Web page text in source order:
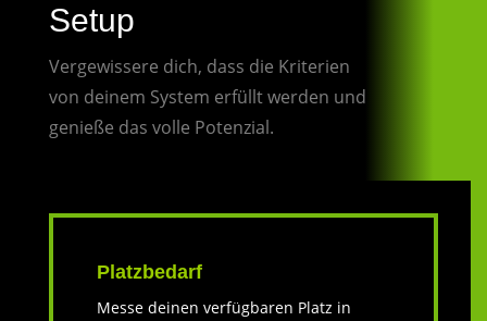
Setup
Vergewissere dich, dass die Kriterien
von deinem System erfüllt werden und
genieße das volle Potenzial.
Platzbedarf
Messe deinen verfügbaren Platz in